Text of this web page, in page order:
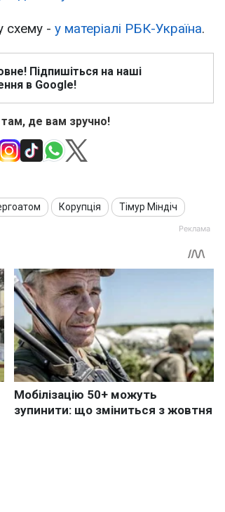
схему - у матеріалі РБК-Україна.
Підпишіться на наші
в Google!
де вам зручно!
Корупція Тімур Міндіч